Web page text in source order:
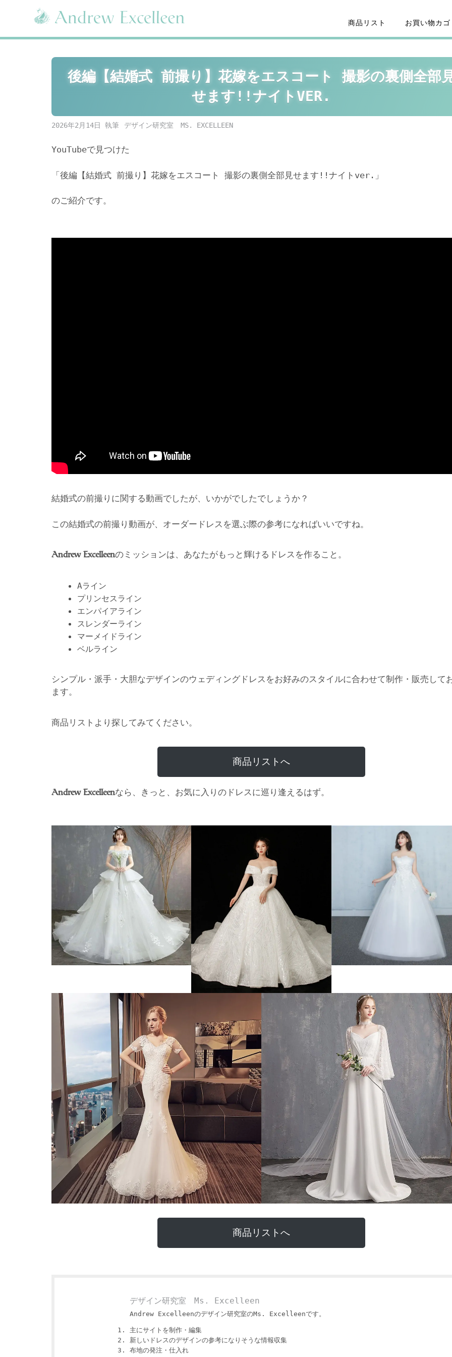
商品リスト お買い物カゴ
後編【結婚式 前撮り】花嫁をエスコート 撮影の裏側全部
せます!!ナイトVER.
2026年2月14日 デザイン研究室 MS. EXCELLEEN
YouTubeで見つけた
「後編【結婚式 前撮り】花嫁をエスコート 撮影の裏側全部見せます!!ナイトver.」
のご紹介です。
結婚式の前撮りに関する動画でしたが、いかがでしたでしょうか？
この結婚式の前撮り動画が、オーダードレスを選ぶ際の参考になればいいですね。
Andrew Excelleenのミッションは、あなたがもっと輝けるドレスを作ること。
Aライン
プリンセスライン
エンパイアライン
スレンダーライン
マーメイドライン
ベルライン
シンプル・派手・大胆なデザインのウェディングドレスをお好みのスタイルに合わせて制作・販売して
ます。
商品リストより探してみてください。
商品リストへ
Andrew Excelleenなら、きっと、お気に入りのドレスに巡り逢えるはず。
商品リストへ
デザイン研究室 Ms. Excelleen
Andrew Excelleenのデザイン研究室のMs. Excelleenです。
主にサイトを制作・編集
新しいドレスのデザインの参考になりそうな情報収集
布地の発注・仕入れ